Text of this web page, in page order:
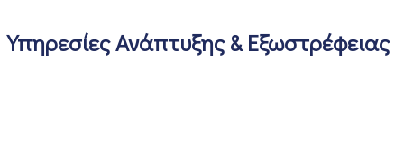
Υπηρεσίες Ανάπτυξης & Εξωστρέφειας